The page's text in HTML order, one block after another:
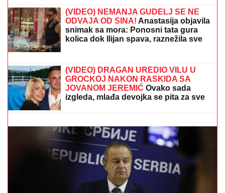
Bila je mega popularna, a onda
napustila estradu i zaposlila se u
vulkanizerskoj radnji: "Plata mi je bila
500 maraka"
SVI DETALJI DRAME MILICE I TERZE U CRNOJ
On se hitno oglasio: "Rekla mi je da je sa
dečkom, sve ćemo rešiti na sudu"